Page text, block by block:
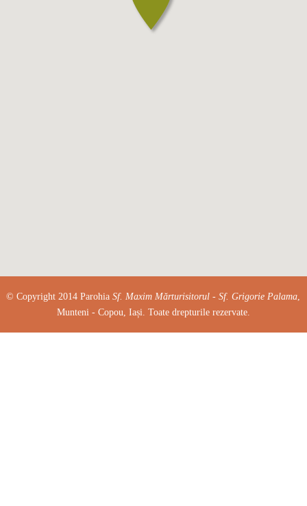
© Copyright 2014 ParohiaSf. Maxim Mărturisitorul - Sf. Grigorie Palama
Munteni - Copou, Iași. Toate drepturile rezervate.